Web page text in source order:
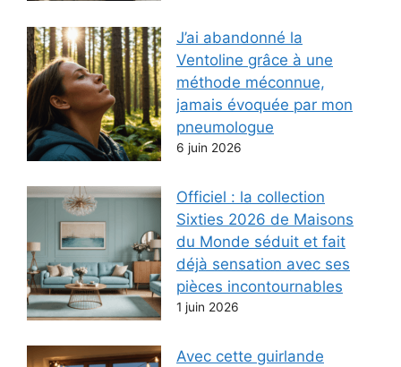
J’ai abandonné la
Ventoline grâce à une
méthode méconnue,
jamais évoquée par mon
pneumologue
6 juin 2026
Officiel : la collection
Sixties 2026 de Maisons
du Monde séduit et fait
déjà sensation avec ses
pièces incontournables
1 juin 2026
Avec cette guirlande